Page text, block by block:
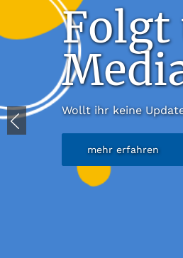
Folgt
Wollt ihr keine
mehr erfahren